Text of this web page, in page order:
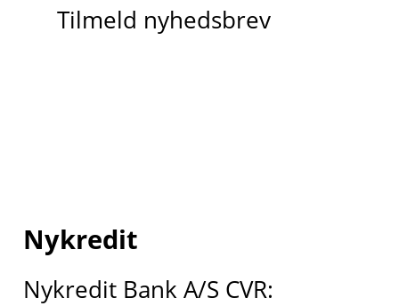
Tilmeld nyhedsbrev
Nykredit
Nykredit Bank A/S CVR: